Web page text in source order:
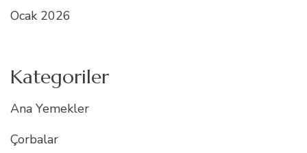
Ocak 2026
Kategoriler
Ana Yemekler
Çorbalar